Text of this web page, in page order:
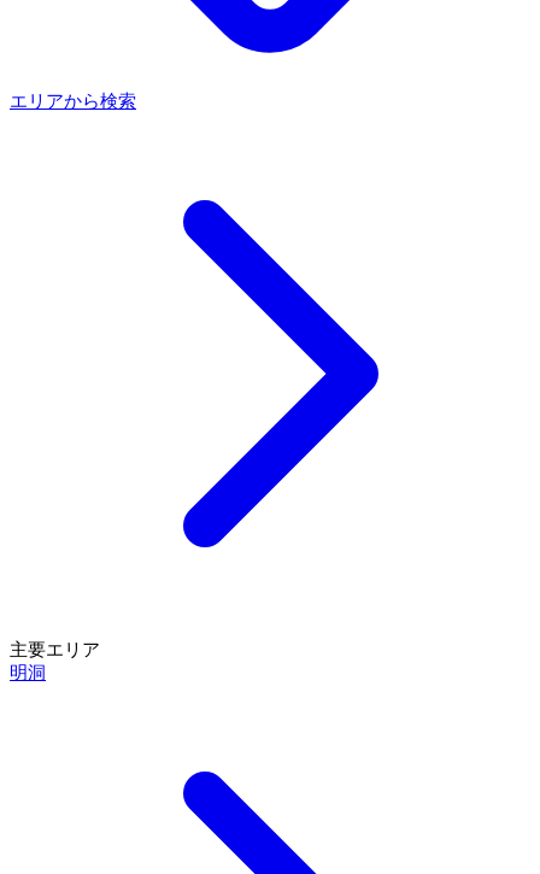
エリアから検索
主要エリア
明洞